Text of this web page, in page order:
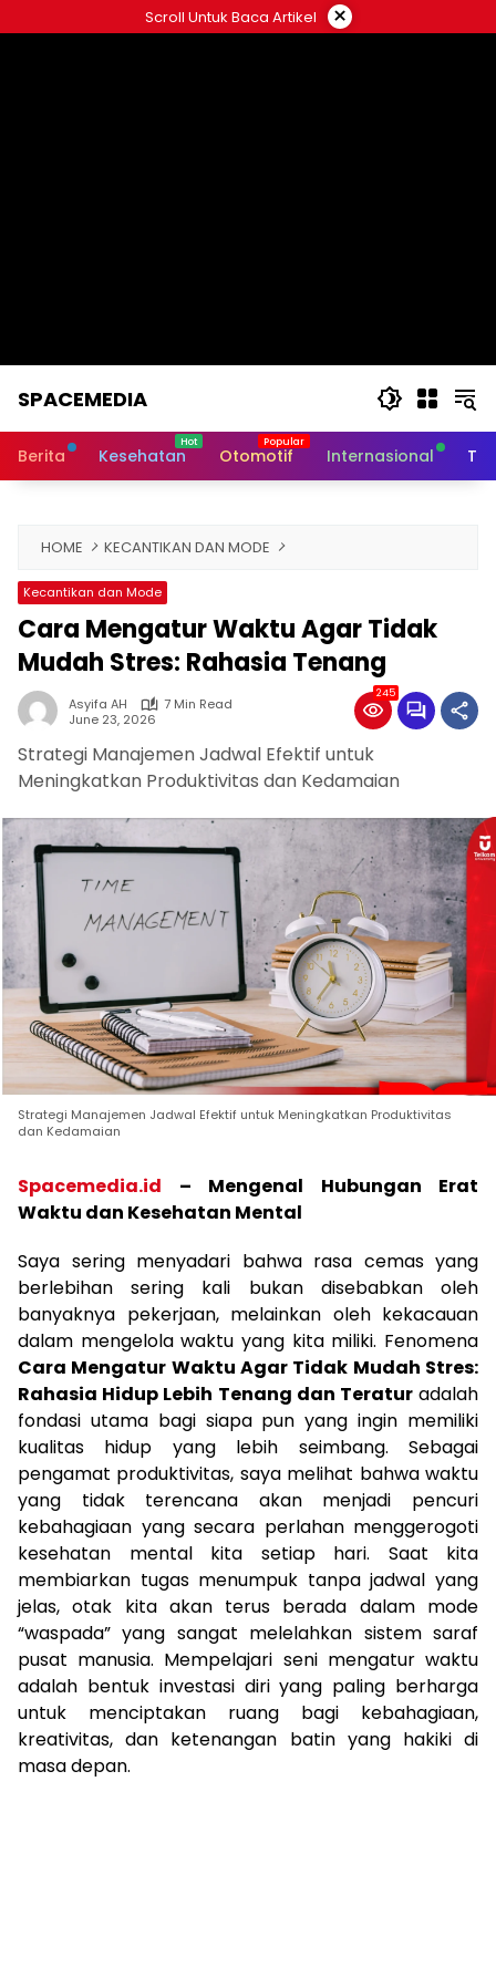
to
Scroll Untuk Baca Artikel ×
SPACEMEDIA
Berita Kesehatan Otomotif Internasional
HOME KECANTIKAN DAN MODE
Kecantikan dan Mode
Cara Mengatur Waktu Agar Tidak
Mudah Stres: Rahasia Tenang
Asyifa AH
7 Min Read
June 23, 2026
245
Strategi Manajemen Jadwal Efektif untuk
Meningkatkan Produktivitas dan Kedamaian
Strategi Manajemen Jadwal Efektif untuk Meningkatkan Produktivitas
dan Kedamaian
Spacemedia.id – Mengenal Hubungan Erat
Waktu dan Kesehatan Mental
Saya sering menyadari bahwa rasa cemas yang
berlebihan sering kali bukan disebabkan oleh
banyaknya pekerjaan, melainkan oleh kekacauan
dalam mengelola waktu yang kita miliki. Fenomena
Cara Mengatur Waktu Agar Tidak Mudah Stres:
Rahasia Hidup Lebih Tenang dan Teraturadalah
fondasi utama bagi siapa pun yang ingin memiliki
kualitas hidup yang lebih seimbang. Sebagai
pengamat produktivitas, saya melihat bahwa waktu
yang tidak terencana akan menjadi pencuri
kebahagiaan yang secara perlahan menggerogoti
kesehatan mental kita setiap hari. Saat kita
membiarkan tugas menumpuk tanpa jadwal yang
jelas, otak kita akan terus berada dalam mode
“waspada” yang sangat melelahkan sistem saraf
pusat manusia. Mempelajari seni mengatur waktu
adalah bentuk investasi diri yang paling berharga
untuk menciptakan ruang bagi kebahagiaan,
kreativitas, dan ketenangan batin yang hakiki di
masa depan.